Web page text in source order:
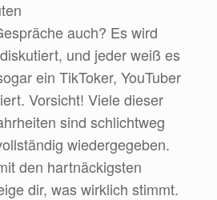
auch? Es wird
und jeder weiß es
ein TikToker, YouTuber
Vorsicht! Viele dieser
sind schlichtweg
wiedergegeben.
den hartnäckigsten
dir, was wirklich stimmt.